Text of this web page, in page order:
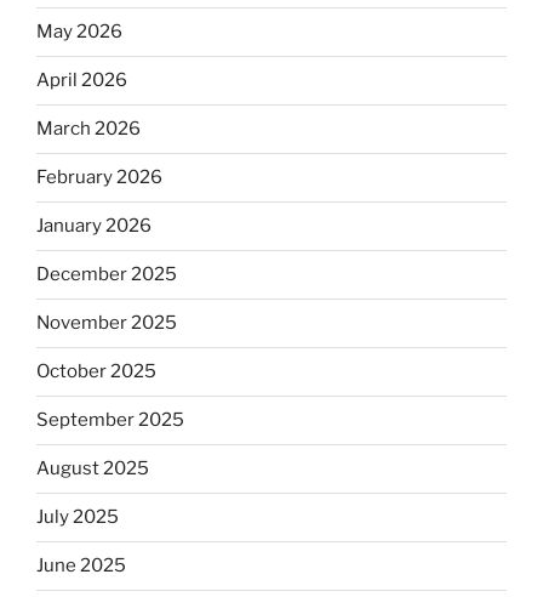
May 2026
April 2026
March 2026
February 2026
January 2026
December 2025
November 2025
October 2025
September 2025
August 2025
July 2025
June 2025